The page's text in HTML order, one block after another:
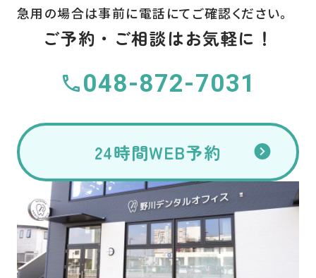
急用の場合は事前に電話にてご確認ください。
ご予約・ご相談はお気軽に！
048-872-7031
24時間WEB予約